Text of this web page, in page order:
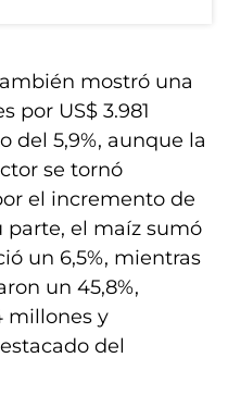
mostró una
por US$ 3.981
del 5,9%, aunque la
se tornó
el incremento de
parte, el maíz sumó
un 6,5%, mientras
un 45,8%,
millones y
del